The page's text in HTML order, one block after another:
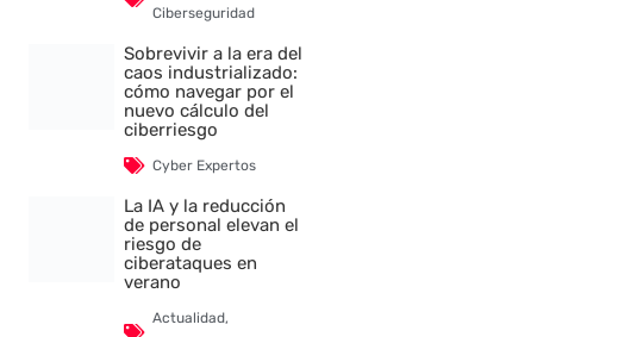
Ciberseguridad
Sobrevivir a la era del
caos industrializado:
cómo navegar por el
nuevo cálculo del
ciberriesgo
Cyber Expertos
La IA y la reducción
de personal elevan el
riesgo de
ciberataques en
verano
Actualidad,